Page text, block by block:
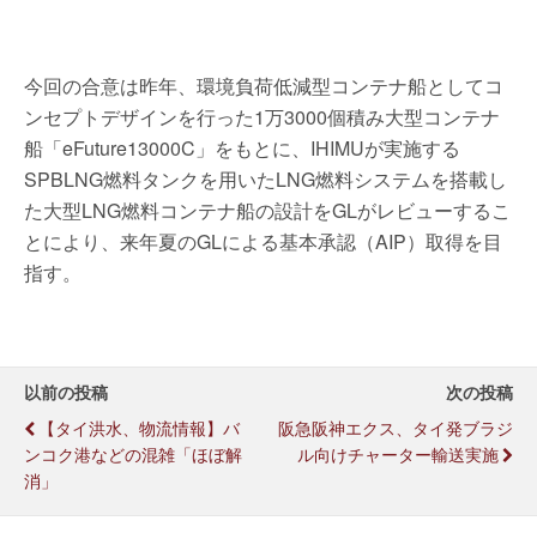
今回の合意は昨年、環境負荷低減型コンテナ船としてコ
ンセプトデザインを行った1万3000個積み大型コンテナ
船「eFuture13000C」をもとに、IHIMUが実施する
SPBLNG燃料タンクを用いたLNG燃料システムを搭載し
た大型LNG燃料コンテナ船の設計をGLがレビューするこ
とにより、来年夏のGLによる基本承認（AIP）取得を目
指す。
以前の投稿
【タイ洪水、物流情報】バ
ンコク港などの混雑「ほぼ解
消」
次の投稿
阪急阪神エクス、タイ発ブラジ
ル向けチャーター輸送実施